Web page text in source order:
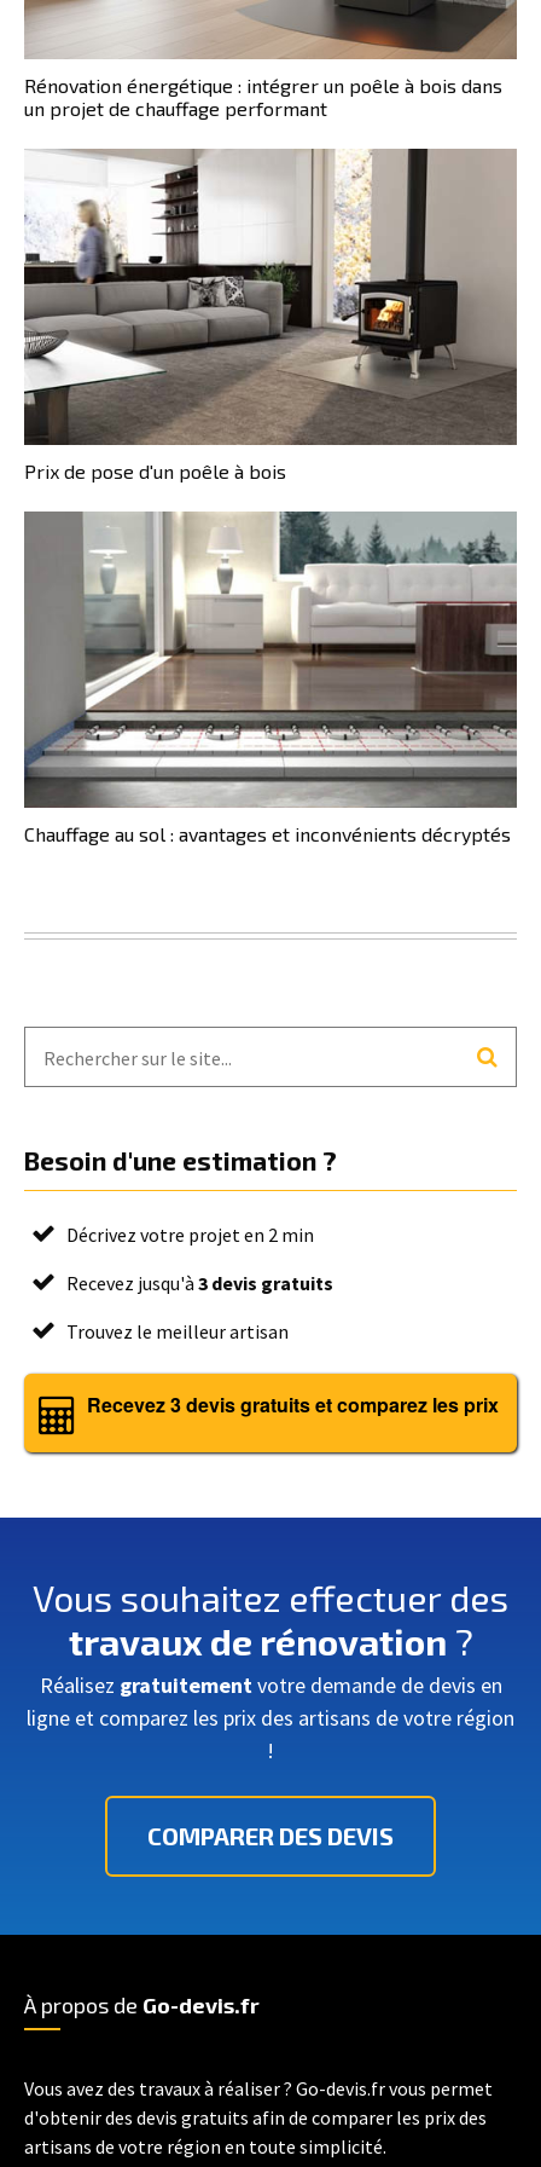
Rénovation énergétique : intégrer un poêle à bois dans
un projet de chauffage performant
Prix de pose d'un poêle à bois
Chauffage au sol : avantages et inconvénients décryptés
Besoin d'une estimation ?
Décrivez votre projet en 2 min
Recevez jusqu'à 3 devis gratuits
Trouvez le meilleur artisan
Recevez 3 devis gratuits et comparez les prix
Vous souhaitez effectuer des
travaux de rénovation ?
Réalisez gratuitementvotre demande de devis en
ligne et comparez les prix des artisans de votre région
!
COMPARER DES DEVIS
À propos de Go-devis.fr
Vous avez des travaux à réaliser ? Go-devis.fr vous permet
d'obtenir des devis gratuits afin de comparer les prix des
artisans de votre région en toute simplicité.